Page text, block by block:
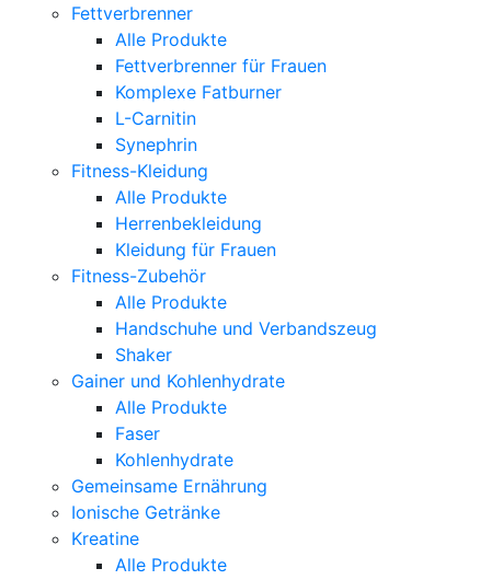
Fettverbrenner
Alle Produkte
Fettverbrenner für Frauen
Komplexe Fatburner
L-Carnitin
Synephrin
Fitness-Kleidung
Alle Produkte
Herrenbekleidung
Kleidung für Frauen
Fitness-Zubehör
Alle Produkte
Handschuhe und Verbandszeug
Shaker
Gainer und Kohlenhydrate
Alle Produkte
Faser
Kohlenhydrate
Gemeinsame Ernährung
Ionische Getränke
Kreatine
Alle Produkte